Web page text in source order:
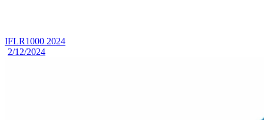
IFLR1000 2024
2/12/2024